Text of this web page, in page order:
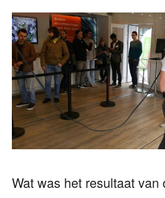
Wat was het resultaat van